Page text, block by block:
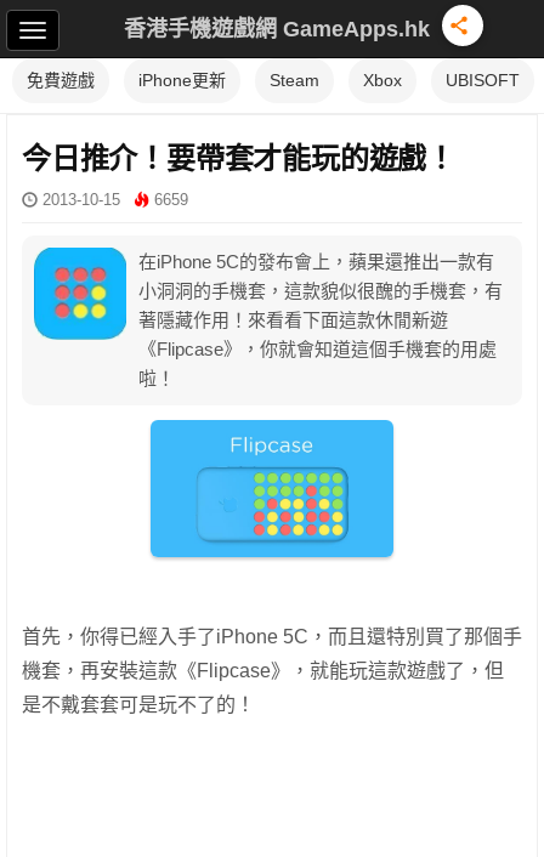
香港手機遊戲網 GameApps.hk
免費遊戲 iPhone更新 Steam Xbox UBISOFT
今日推介！要帶套才能玩的遊戲！
2013-10-15 6659
在iPhone 5C的發布會上，蘋果還推出一款有
小洞洞的手機套，這款貌似很醜的手機套，有
著隱藏作用！來看看下面這款休閒新遊
《Flipcase》，你就會知道這個手機套的用處
啦！
首先，你得已經入手了iPhone 5C，而且還特別買了那個手
機套，再安裝這款《Flipcase》，就能玩這款遊戲了，但
是不戴套套可是玩不了的！